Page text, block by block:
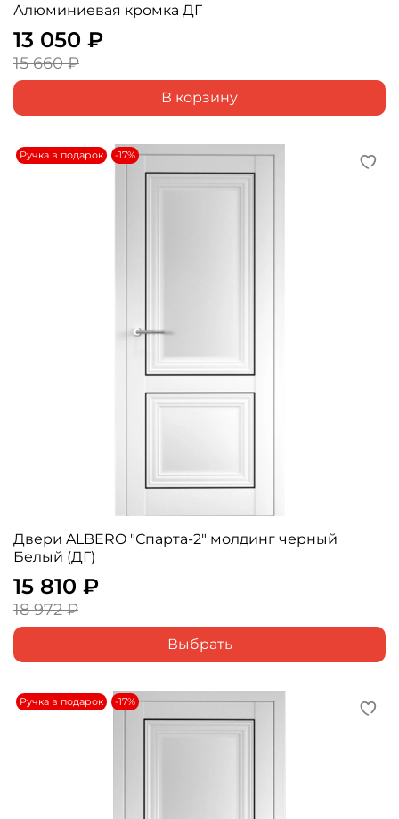
Алюминиевая кромка ДГ
13 050 ₽
15 660 ₽
В корзину
Ручка в подарок -17%
Двери ALBERO "Спарта-2" молдинг черный
Белый (ДГ)
15 810 ₽
18 972 ₽
Выбрать
Ручка в подарок -17%